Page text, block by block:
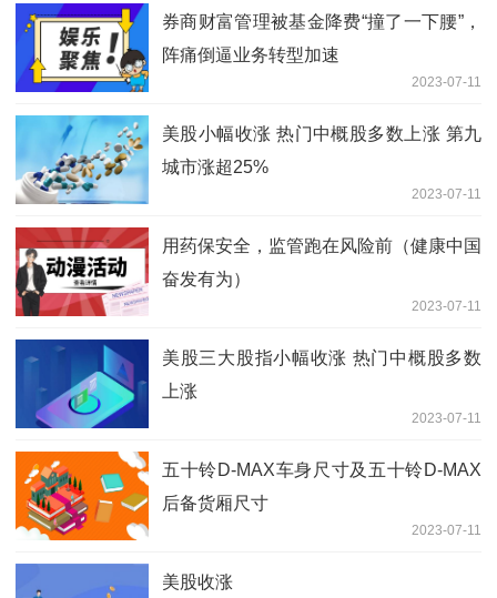
券商财富管理被基金降费“撞了一下腰”，
阵痛倒逼业务转型加速
2023-07-11
美股小幅收涨 热门中概股多数上涨 第九
城市涨超25%
2023-07-11
用药保安全，监管跑在风险前（健康中国
奋发有为）
2023-07-11
美股三大股指小幅收涨 热门中概股多数
上涨
2023-07-11
五十铃D-MAX车身尺寸及五十铃D-MAX
后备货厢尺寸
2023-07-11
美股收涨